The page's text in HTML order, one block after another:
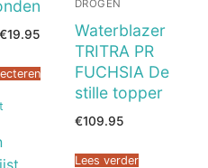
€19.95Prijsklasse:
€13.95
€19.95
DROGEN
Waterblazer
TRITRA PR
FUCHSIA De
stille topper
€109.95
Lees verder